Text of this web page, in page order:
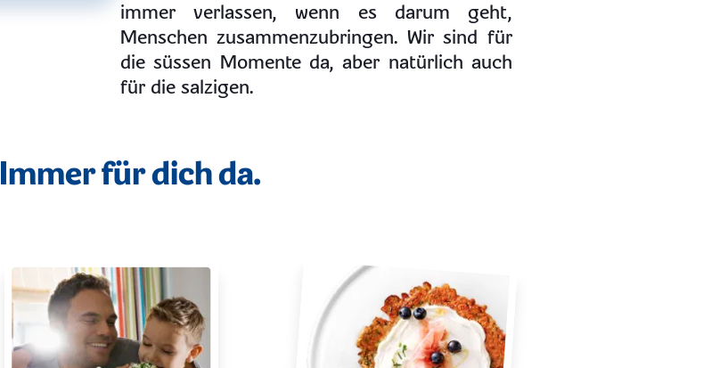
immer verlassen, wenn es darum geht,
Menschen zusammenzubringen. Wir sind für
die süssen Momente da, aber natürlich auch
für die salzigen.
Immer für dich da.